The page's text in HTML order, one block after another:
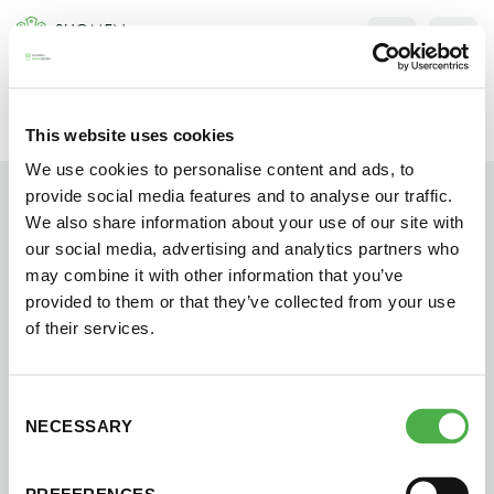
This website uses cookies
We use cookies to personalise content and ads, to
provide social media features and to analyse our traffic.
We also share information about your use of our site with
our social media, advertising and analytics partners who
may combine it with other information that you’ve
provided to them or that they’ve collected from your use
of their services.
Selection
NECESSARY
Siirry
SULJE
Jokaisen kuun 1. lauantai on jaettu ja jokaisen kuun
1. maanantai huoltomaanantai
KATSO TARKEMMAT AUKIOLOAJAT
HAE